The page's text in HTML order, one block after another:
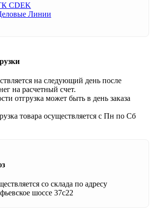
CDEK
Линии
на следующий день после
на расчетный счет.
отгрузка может быть в день заказа
товара осуществляется с Пн по Сб
со склада по адресу
шоссе 37с22